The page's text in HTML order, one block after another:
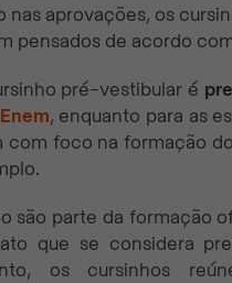
aprovações, os
pensados de acordo
pré-vestibular é
Enem, enquanto para as
com foco na formação
são parte da formação
que se considera
os cursinhos